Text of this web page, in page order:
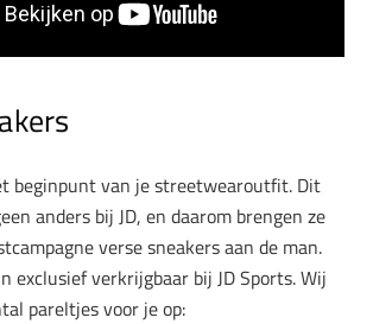
beginpunt van je streetwearoutfit. Dit
anders bij JD, en daarom brengen ze
verse sneakers aan de man.
exclusief verkrijgbaar bij JD Sports. Wij
pareltjes voor je op: